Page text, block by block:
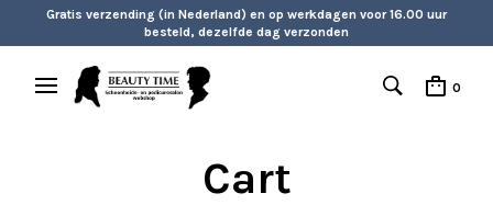
Gratis verzending (in Nederland) en op werkdagen voor 16.00 uur
besteld, dezelfde dag verzonden
0
Cart